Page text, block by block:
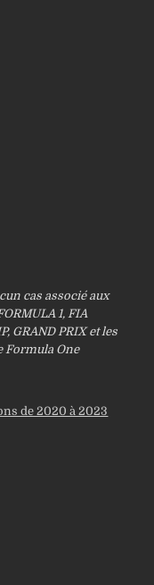
cas associé aux
1, FIA
GRAND PRIX et les
Formula One
de 2020 à 2023